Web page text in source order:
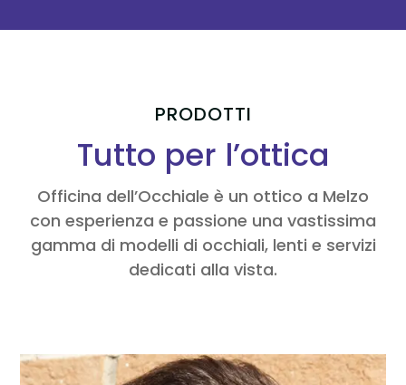
PRODOTTI
Tutto per l’ottica
Officina dell’Occhiale è un ottico a Melzo
con esperienza e passione una vastissima
gamma di modelli di occhiali, lenti e servizi
dedicati alla vista.